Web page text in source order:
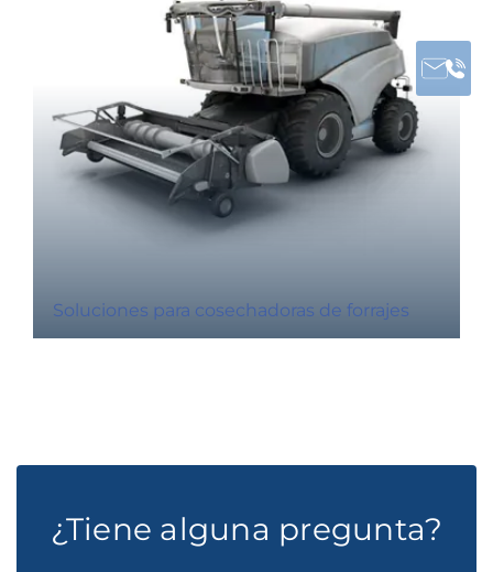
Soluciones para cosechadoras de forrajes
¿Tiene alguna pregunta?